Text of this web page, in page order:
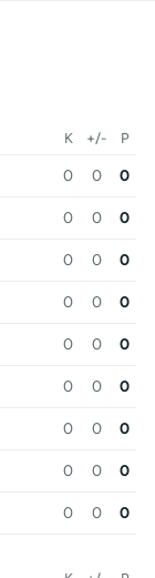
K +/- P
0 0 0
0 0 0
0 0 0
0 0 0
0 0 0
0 0 0
0 0 0
0 0 0
0 0 0